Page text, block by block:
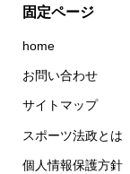
固定ページ
home
お問い合わせ
サイトマップ
スポーツ法政とは
個人情報保護方針